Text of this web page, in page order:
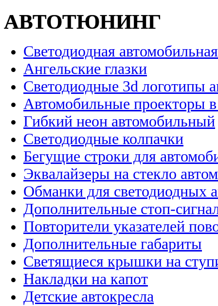
АВТОТЮНИНГ
Светодиодная
Ангельские глазки
Светодиодные 3d логотипы
Автомобильные проекторы
Гибкий неон автомобильный
Светодиодные колпачки
Бегущие строки для
Эквалайзеры на стекло
Обманки для светодиодных
Дополнительные стоп-
Повторители указателей
Дополнительные габариты
Светящиеся крышки на
Накладки на капот
Детские автокресла